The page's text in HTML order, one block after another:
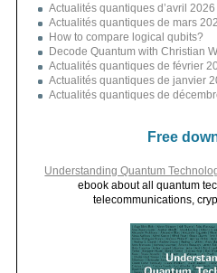
Actualités quantiques d’avril 2026
Actualités quantiques de mars
How to compare logical qubits?
Decode Quantum with Christian
Actualités quantiques de février
Actualités quantiques de janvier
Actualités quantiques de
Free
Understanding Quantum
ebook about all quantum
telecommunications,